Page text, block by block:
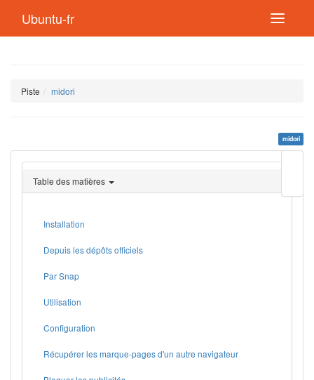
Ubuntu-fr
Piste midori
midori
page
Table des matières
Installation
Depuis les dépôts officiels
Par Snap
Utilisation
Configuration
Récupérer les marque-pages d'un autre navigateur